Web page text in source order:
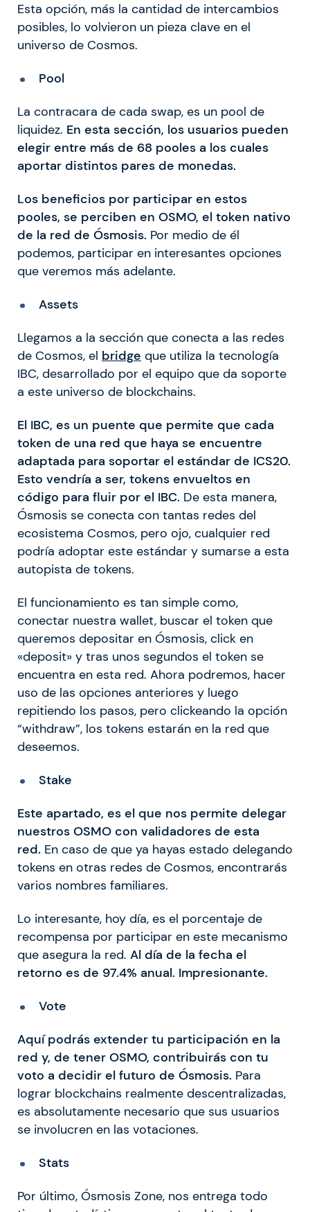
Esta opción, más la cantidad de intercambios
posibles, lo volvieron un pieza clave en el
universo de Cosmos.
Pool
La contracara de cada swap, es un pool de
liquidez. En esta sección, los usuarios pueden
elegir entre más de 68 pooles a los cuales
aportar distintos pares de monedas.
Los beneficios por participar en estos
pooles, se perciben en OSMO, el token nativo
de la red de Ósmosis. Por medio de él
podemos, participar en interesantes opciones
que veremos más adelante.
Assets
Llegamos a la sección que conecta a las redes
de Cosmos, el bridge que utiliza la tecnología
IBC, desarrollado por el equipo que da soporte
a este universo de blockchains.
El IBC, es un puente que permite que cada
token de una red que haya se encuentre
adaptada para soportar el estándar de ICS20.
Esto vendría a ser, tokens envueltos en
código para fluir por el IBC. De esta manera,
Ósmosis se conecta con tantas redes del
ecosistema Cosmos, pero ojo, cualquier red
podría adoptar este estándar y sumarse a esta
autopista de tokens.
El funcionamiento es tan simple como,
conectar nuestra wallet, buscar el token que
queremos depositar en Ósmosis, click en
«deposit» y tras unos segundos el token se
encuentra en esta red. Ahora podremos, hacer
uso de las opciones anteriores y luego
repitiendo los pasos, pero clickeando la opción
“withdraw”, los tokens estarán en la red que
deseemos.
Stake
Este apartado, es el que nos permite delegar
nuestros OSMO con validadores de esta
red. En caso de que ya hayas estado delegando
tokens en otras redes de Cosmos, encontrarás
varios nombres familiares.
Lo interesante, hoy día, es el porcentaje de
recompensa por participar en este mecanismo
que asegura la red. Al día de la fecha el
retorno es de 97.4% anual. Impresionante.
Vote
Aquí podrás extender tu participación en la
red y, de tener OSMO, contribuirás con tu
voto a decidir el futuro de Ósmosis. Para
lograr blockchains realmente descentralizadas,
es absolutamente necesario que sus usuarios
se involucren en las votaciones.
Stats
Por último, Ósmosis Zone, nos entrega todo